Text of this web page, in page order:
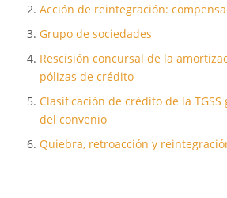
Acción de reintegración:
Grupo de sociedades
Rescisión concursal de la
pólizas de crédito
Clasificación de crédito de la
del convenio
Quiebra, retroacción y